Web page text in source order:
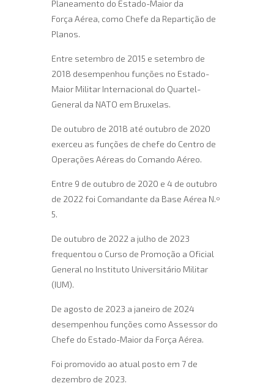
Planeamento do Estado-Maior da
Força Aérea, como Chefe da Repartição de
Planos.
Entre setembro de 2015 e setembro de
2018 desempenhou funções no Estado-
Maior Militar Internacional do Quartel-
General da NATO em Bruxelas.
De outubro de 2018 até outubro de 2020
exerceu as funções de chefe do Centro de
Operações Aéreas do Comando Aéreo.
Entre 9 de outubro de 2020 e 4 de outubro
de 2022 foi Comandante da Base Aérea N.º
5.
De outubro de 2022 a julho de 2023
frequentou o Curso de Promoção a Oficial
General no Instituto Universitário Militar
(IUM).
De agosto de 2023 a janeiro de 2024
desempenhou funções como Assessor do
Chefe do Estado-Maior da Força Aérea.
Foi promovido ao atual posto em 7 de
dezembro de 2023.